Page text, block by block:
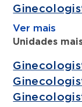
Ver mais
Unidades